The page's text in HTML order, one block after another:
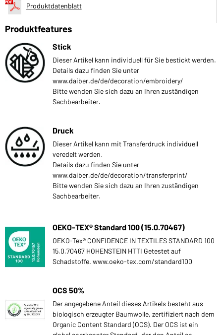
Produktdatenblatt
Produktfeatures
Stick
Dieser Artikel kann individuell für Sie bestickt werden.
Details dazu finden Sie unter
www.daiber.de/de/decoration/embroidery/
Bitte wenden Sie sich dazu an Ihren zuständigen
Sachbearbeiter.
Druck
Dieser Artikel kann mit Transferdruck individuell
veredelt werden.
Details dazu finden Sie unter
www.daiber.de/de/decoration/transferprint/
Bitte wenden Sie sich dazu an Ihren zuständigen
Sachbearbeiter.
OEKO-TEX® Standard 100 (15.0.70467)
OEKO-Tex® CONFIDENCE IN TEXTILES STANDARD 100
15.0.70467 HOHENSTEIN HTTI Getestet auf
Schadstoffe. www.oeko-tex.com/standard100
OCS 50%
Der angegebene Anteil dieses Artikels besteht aus
biologisch erzeugter Baumwolle, zertifiziert nach dem
Organic Content Standard (OCS). Der OCS ist ein